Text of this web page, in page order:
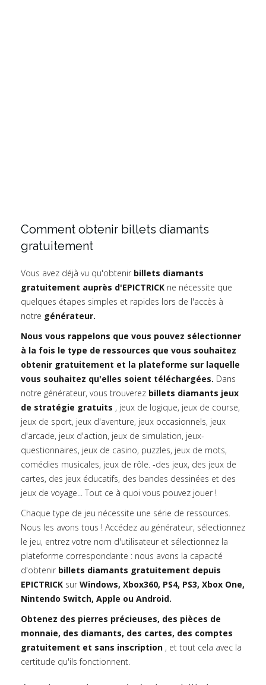
Comment obtenir billets diamants
gratuitement
Vous avez déjà vu qu'obtenir billets diamants
gratuitement auprès d'EPICTRICK ne nécessite que
quelques étapes simples et rapides lors de l'accès à
notre générateur.
Nous vous rappelons que vous pouvez sélectionner
à la fois le type de ressources que vous souhaitez
obtenir gratuitement et la plateforme sur laquelle
vous souhaitez qu'elles soient téléchargées. Dans
notre générateur, vous trouverez billets diamants jeux
de stratégie gratuits , jeux de logique, jeux de course,
jeux de sport, jeux d'aventure, jeux occasionnels, jeux
d'arcade, jeux d'action, jeux de simulation, jeux-
questionnaires, jeux de casino, puzzles, jeux de mots,
comédies musicales, jeux de rôle. -des jeux, des jeux de
cartes, des jeux éducatifs, des bandes dessinées et des
jeux de voyage... Tout ce à quoi vous pouvez jouer !
Chaque type de jeu nécessite une série de ressources.
Nous les avons tous ! Accédez au générateur, sélectionnez
le jeu, entrez votre nom d'utilisateur et sélectionnez la
plateforme correspondante : nous avons la capacité
d'obtenir billets diamants gratuitement depuis
EPICTRICK sur Windows, Xbox360, PS4, PS3, Xbox One,
Nintendo Switch, Apple ou Android.
Obtenez des pierres précieuses, des pièces de
monnaie, des diamants, des cartes, des comptes
gratuitement et sans inscription , et tout cela avec la
certitude qu'ils fonctionnent.